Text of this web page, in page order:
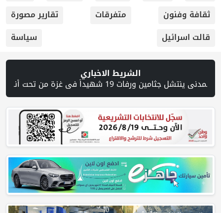
ثقافة وفنون
متفرقات
تقارير مصورة
قالت اسرائيل
سياسة
الشريط الاخباري